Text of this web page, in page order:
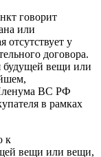
говорит
или
отсутствует у
договора.
будущей вещи или
ВС РФ
в рамках
к
вещи или вещи,